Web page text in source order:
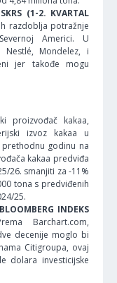
(1-2. KVARTAL
razdoblja potražnje
Americi. U
Nestlé, Mondelez, i
jer takođe mogu
proizvođač kakaa,
izvoz kakaa u
godinu na
kakaa predviđa
26. smanjiti za -11%
tona s predviđenih
25.
INDEKS
Barchart.com,
decenije moglo bi
Citigroupa, ovaj
dolara investicijske